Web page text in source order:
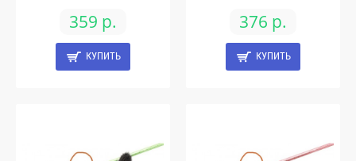
359 р.
КУПИТЬ
376 р.
КУПИТЬ